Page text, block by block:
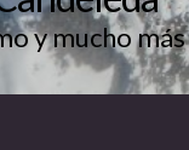
y mucho más